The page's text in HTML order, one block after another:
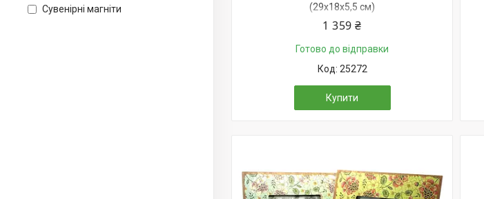
Сувенірні магніти
(29х18х5,5 см)
1 359 ₴
Готово до відправки
25272
Купити